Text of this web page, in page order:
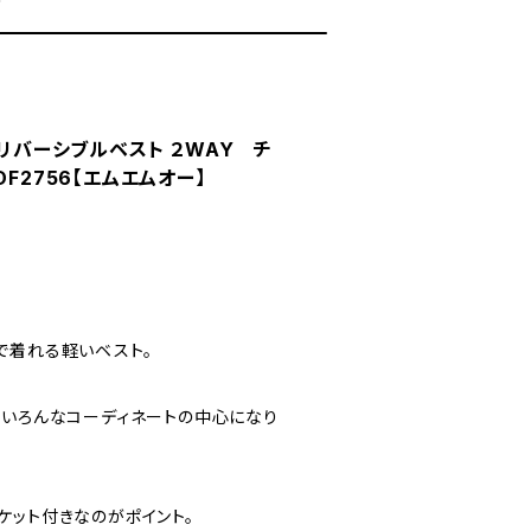
バーシブルベスト ２WAY チ
【エムエムオー】
れる軽いベスト。
ろんなコーディネートの中心になり
ト付きなのがポイント。